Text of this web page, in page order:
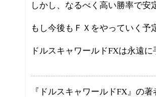
しかし、なるべく高い勝率で
もし今後もＦＸをやっていく
ドルスキャワールドFXは永遠
『ドルスキャワールドFX』の